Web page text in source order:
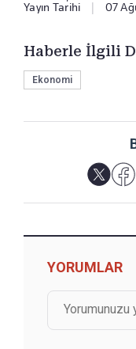
Yayın Tarihi 07
Haberle İlgili
Ekonomi
YORUMLAR